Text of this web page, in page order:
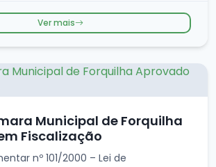
Ver mais
Municipal de Forquilha
Fiscalização
nº 101/2000 – Lei de